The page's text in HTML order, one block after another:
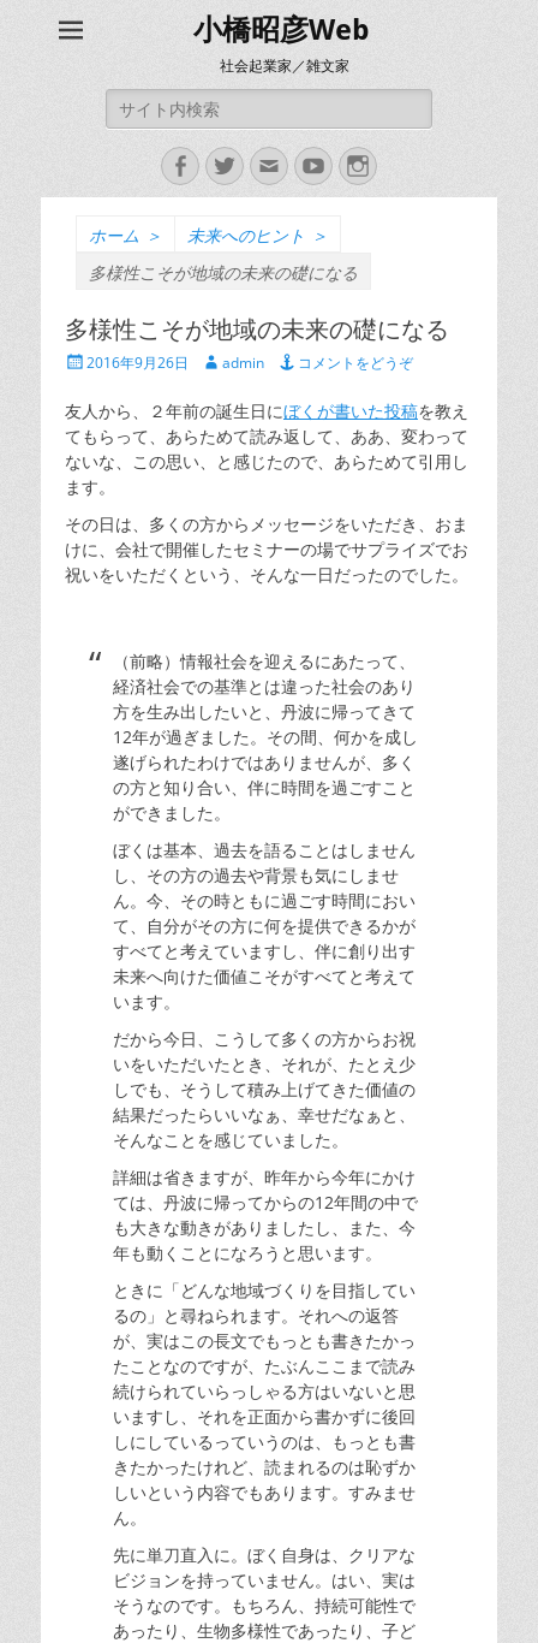
小橋昭彦Web
社会起業家／雑文家
索:
Facebook
Twitter
メ
ー
YouTubeInstagram
ホーム ＞ 未来へのヒント ＞
多様性こそが地域の未来の礎になる
多様性こそが地域の未来の礎になる
投
日
2016年9月26日
投
者
admin コメントをどうぞ
友人から、２年前の誕生日にぼくが書いた投稿を教え
てもらって、あらためて読み返して、ああ、変わって
ないな、この思い、と感じたので、あらためて引用し
ます。
その日は、多くの方からメッセージをいただき、おま
けに、会社で開催したセミナーの場でサプライズでお
祝いをいただくという、そんな一日だったのでした。
（前略）情報社会を迎えるにあたって、
経済社会での基準とは違った社会のあり
方を生み出したいと、丹波に帰ってきて
12年が過ぎました。その間、何かを成し
遂げられたわけではありませんが、多く
の方と知り合い、伴に時間を過ごすこと
ができました。
ぼくは基本、過去を語ることはしません
し、その方の過去や背景も気にしませ
ん。今、その時ともに過ごす時間におい
て、自分がその方に何を提供できるかが
すべてと考えていますし、伴に創り出す
未来へ向けた価値こそがすべてと考えて
います。
だから今日、こうして多くの方からお祝
いをいただいたとき、それが、たとえ少
しでも、そうして積み上げてきた価値の
結果だったらいいなぁ、幸せだなぁと、
そんなことを感じていました。
詳細は省きますが、昨年から今年にかけ
ては、丹波に帰ってからの12年間の中で
も大きな動きがありましたし、また、今
年も動くことになろうと思います。
ときに「どんな地域づくりを目指してい
るの」と尋ねられます。それへの返答
が、実はこの長文でもっとも書きたかっ
たことなのですが、たぶんここまで読み
続けられていらっしゃる方はいないと思
いますし、それを正面から書かずに後回
しにしているっていうのは、もっとも書
きたかったけれど、読まれるのは恥ずか
しいという内容でもあります。すみませ
ん。
先に単刀直入に。ぼく自身は、クリアな
ビジョンを持っていません。はい、実は
そうなのです。もちろん、持続可能性で
あったり、生物多様性であったり、子ど